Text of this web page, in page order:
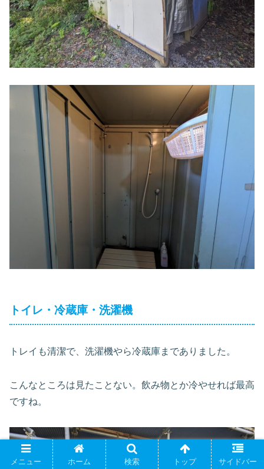
トイレ・冷蔵庫・洗濯機
トレイも清潔で、洗濯機やら冷蔵庫までありました。
こんなところは見たことない。飲み物とか冷やせれば最高
ですね。
メニュー ホーム 検索 トップ サイドバー